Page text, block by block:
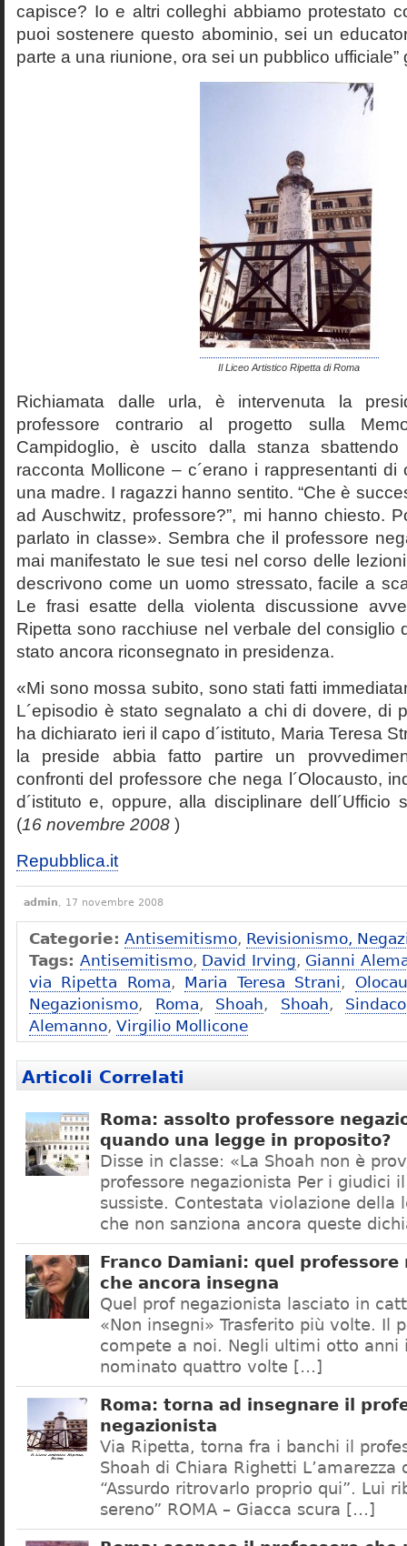
capisce? Io e altri colleghi abbiamo protestato
puoi sostenere questo abominio, sei un
parte a una riunione, ora sei un pubblico ufficiale”
Il Liceo Artistico Ripetta di Roma
Richiamata dalle urla, è intervenuta la
professore contrario al progetto sulla
Campidoglio, è uscito dalla stanza
racconta Mollicone – c´erano i rappresentanti
una madre. I ragazzi hanno sentito. “Che è
ad Auschwitz, professore?”, mi hanno chiesto.
parlato in classe». Sembra che il professore
mai manifestato le sue tesi nel corso delle
descrivono come un uomo stressato, facile a
Le frasi esatte della violenta discussione
Ripetta sono racchiuse nel verbale del consiglio
stato ancora riconsegnato in presidenza.
«Mi sono mossa subito, sono stati fatti
L´episodio è stato segnalato a chi di dovere, di
ha dichiarato ieri il capo d´istituto, Maria Teresa
la preside abbia fatto partire un
confronti del professore che nega l´Olocausto,
d´istituto e, oppure, alla disciplinare dell´Ufficio
(16 novembre 2008 )
Repubblica.it
admin, 17 novembre 2008
Categorie: Antisemitismo, Revisionismo,
Tags: Antisemitismo, David Irving, Gianni
via Ripetta Roma, Maria Teresa Strani,
Negazionismo, Roma, Shoah, Shoah,
Alemanno, Virgilio Mollicone
Articoli Correlati
Roma: assolto professore
quando una legge in proposito?
Disse in classe: «La Shoah non è
professore negazionista Per i giudici
sussiste. Contestata violazione della
che non sanziona ancora queste
Franco Damiani: quel professore
che ancora insegna
Quel prof negazionista lasciato in
«Non insegni» Trasferito più volte. Il
compete a noi. Negli ultimi otto anni
nominato quattro volte […]
Roma: torna ad insegnare il
negazionista
Via Ripetta, torna fra i banchi il
Shoah di Chiara Righetti L’amarezza
“Assurdo ritrovarlo proprio qui”. Lui
sereno” ROMA – Giacca scura […]